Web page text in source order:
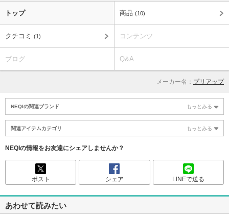
トップ 商品 (10)
クチコミ (1) コンテンツ
ブログ Q&A
メーカー名： プリアップ
NEQIの関連ブランド もっとみる
関連アイテムカテゴリ もっとみる
NEQIの情報をお友達にシェアしませんか？
ポスト シェア LINEで送る
あわせて読みたい